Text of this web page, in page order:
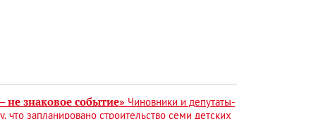
знаковое событие» Чиновники и депутаты-
запланировано строительство семи детских